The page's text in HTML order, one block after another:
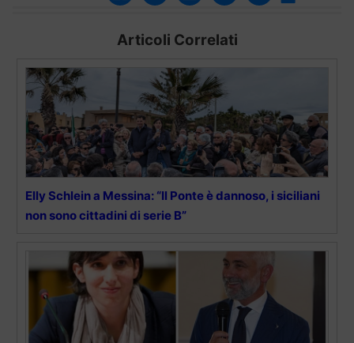
Articoli Correlati
Elly Schlein a Messina: “Il Ponte è dannoso, i siciliani
non sono cittadini di serie B”